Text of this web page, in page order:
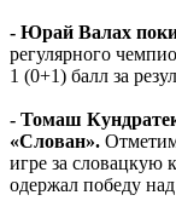
- Юрай Валах
регулярного
1 (0+1) балл за
- Томаш
«Слован».
игре за словацкую
одержал победу